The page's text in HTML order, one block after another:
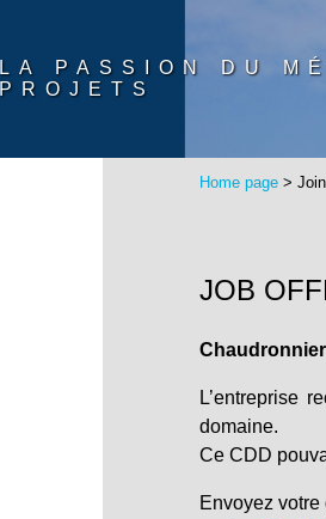
LA PASSION DU
PROJETS
Home page>
JOB
L’entreprise
domaine.
Ce CDD
Envoyez votre